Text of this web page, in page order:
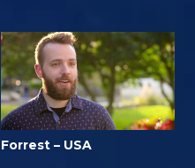
Forrest – USA